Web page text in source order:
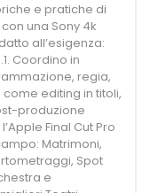
e pratiche di
una Sony 4k
all’esigenza:
Coordino in
regia,
editing in titoli,
produzione
Final Cut Pro
Matrimoni,
Spot
e